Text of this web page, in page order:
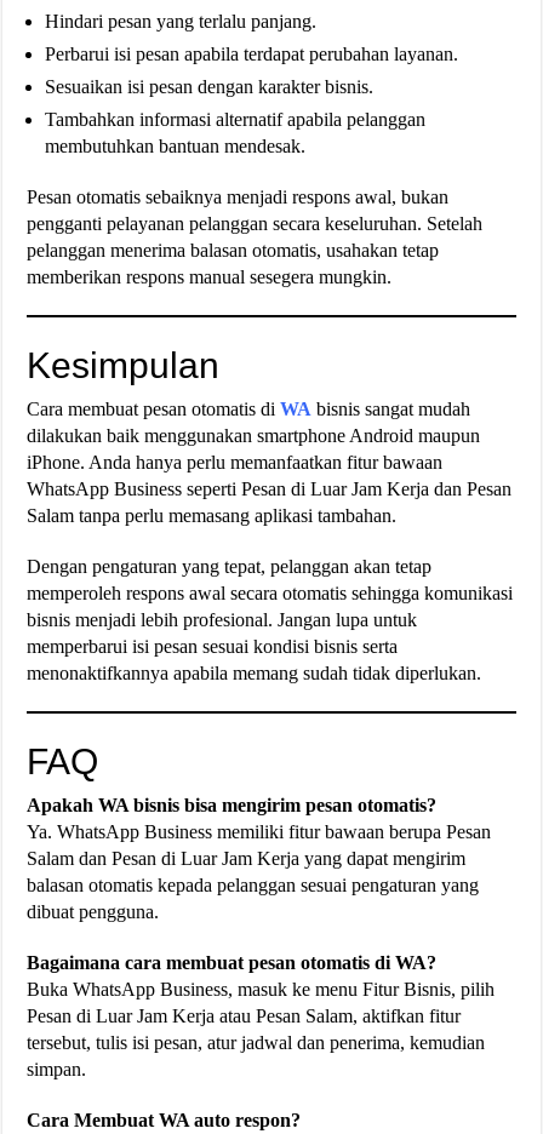
Hindari pesan yang terlalu panjang.
Perbarui isi pesan apabila terdapat perubahan layanan.
Sesuaikan isi pesan dengan karakter bisnis.
Tambahkan informasi alternatif apabila pelanggan
membutuhkan bantuan mendesak.
Pesan otomatis sebaiknya menjadi respons awal, bukan
pengganti pelayanan pelanggan secara keseluruhan. Setelah
pelanggan menerima balasan otomatis, usahakan tetap
memberikan respons manual sesegera mungkin.
Kesimpulan
Cara membuat pesan otomatis diWA bisnis sangat mudah
dilakukan baik menggunakan smartphone Android maupun
iPhone. Anda hanya perlu memanfaatkan fitur bawaan
WhatsApp Business seperti Pesan di Luar Jam Kerja dan Pesan
Salam tanpa perlu memasang aplikasi tambahan.
Dengan pengaturan yang tepat, pelanggan akan tetap
memperoleh respons awal secara otomatis sehingga komunikasi
bisnis menjadi lebih profesional. Jangan lupa untuk
memperbarui isi pesan sesuai kondisi bisnis serta
menonaktifkannya apabila memang sudah tidak diperlukan.
FAQ
Apakah WA bisnis bisa mengirim pesan otomatis?
Ya. WhatsApp Business memiliki fitur bawaan berupa Pesan
Salam dan Pesan di Luar Jam Kerja yang dapat mengirim
balasan otomatis kepada pelanggan sesuai pengaturan yang
dibuat pengguna.
Bagaimana cara membuat pesan otomatis di WA?
Buka WhatsApp Business, masuk ke menu Fitur Bisnis, pilih
Pesan di Luar Jam Kerja atau Pesan Salam, aktifkan fitur
tersebut, tulis isi pesan, atur jadwal dan penerima, kemudian
simpan.
Cara Membuat WA auto respon?